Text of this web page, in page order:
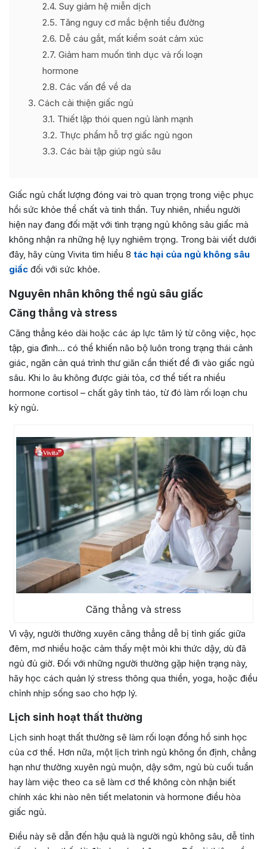
2.4 Suy giảm hệ miễn dịch
2.5 Tăng nguy cơ mắc bệnh tiểu đường
2.6 Dễ cáu gắt, mất kiểm soát cảm xúc
2.7 Giảm ham muốn tình dục và rối loạn
hormone
2.8 Các vấn đề về da
3 Cách cải thiện giấc ngủ
3.1 Thiết lập thói quen ngủ lành mạnh
3.2 Thực phẩm hỗ trợ giấc ngủ ngon
3.3 Các bài tập giúp ngủ sâu
Giấc ngủ chất lượng đóng vai trò quan trọng trong việc phục
hồi sức khỏe thể chất và tinh thần. Tuy nhiên, nhiều người
hiện nay đang đối mặt với tình trạng ngủ không sâu giấc mà
không nhận ra những hệ lụy nghiêm trọng. Trong bài viết dưới
đây, hãy cùng Vivita tìm hiểu 8 tác hại của ngủ không sâu
giấc đối với sức khỏe.
Nguyên nhân không thể ngủ sâu giấc
Căng thẳng và stress
Căng thẳng kéo dài hoặc các áp lực tâm lý từ công việc, học
tập, gia đình… có thể khiến não bộ luôn trong trạng thái cảnh
giác, ngăn cản quá trình thư giãn cần thiết để đi vào giấc ngủ
sâu. Khi lo âu không được giải tỏa, cơ thể tiết ra nhiều
hormone cortisol – chất gây tỉnh táo, từ đó làm rối loạn chu
kỳ ngủ.
Căng thẳng và stress
Vì vậy, người thường xuyên căng thẳng dễ bị tỉnh giấc giữa
đêm, mơ nhiều hoặc cảm thấy mệt mỏi khi thức dậy, dù đã
ngủ đủ giờ. Đối với những người thường gặp hiện trạng này,
hãy học cách quản lý stress thông qua thiền, yoga, hoặc điều
chỉnh nhịp sống sao cho hợp lý.
Lịch sinh hoạt thất thường
Lịch sinh hoạt thất thường sẽ làm rối loạn đồng hồ sinh học
của cơ thể. Hơn nữa, một lịch trình ngủ không ổn định, chẳng
hạn như thường xuyên ngủ muộn, dậy sớm, ngủ bù cuối tuần
hay làm việc theo ca sẽ làm cơ thể không còn nhận biết
chính xác khi nào nên tiết melatonin và hormone điều hòa
giấc ngủ.
Điều này sẽ dẫn đến hậu quả là người ngủ không sâu, dễ tỉnh